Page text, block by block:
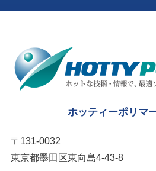
ホッティーポリマ
〒131-0032
東京都墨田区東向島4-43-8